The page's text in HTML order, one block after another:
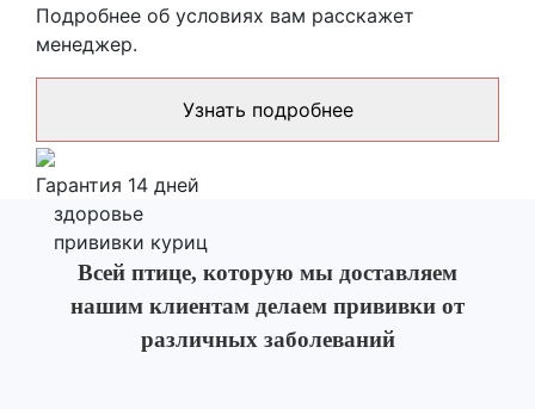
Подробнее об условиях вам расскажет
менеджер.
Узнать подробнее
Гарантия 14 дней
здоровье
прививки куриц
Всей птице, которую мы доставляем
нашим клиентам делаем прививки от
различных заболеваний